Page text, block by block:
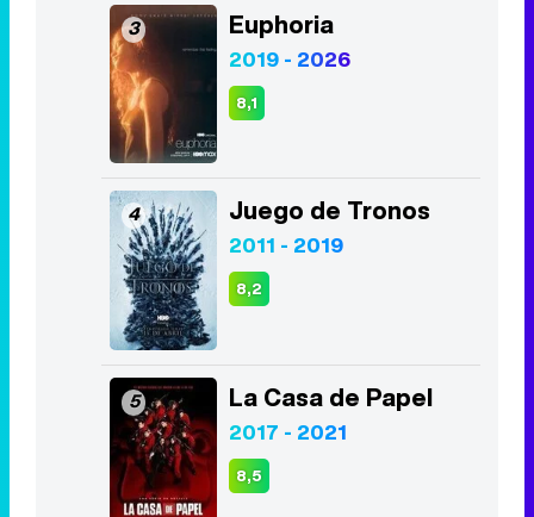
3 Euphoria
2019 - 2026
8,1
4 Juego de Tronos
2011 - 2019
8,2
5 La Casa de Papel
2017 - 2021
8,5